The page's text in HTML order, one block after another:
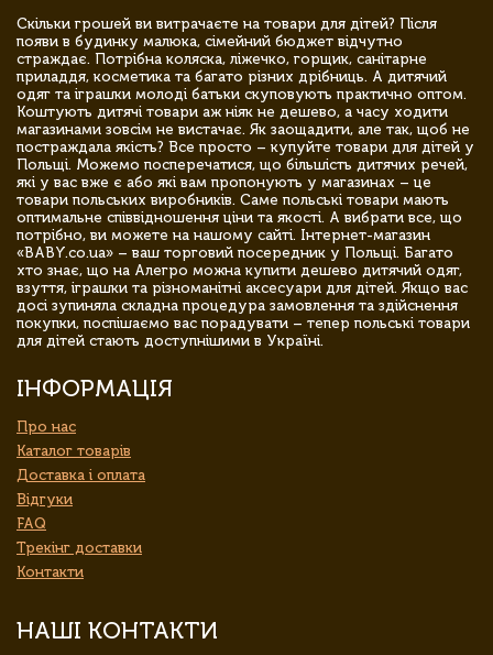
Скільки грошей ви витрачаєте на товари для дітей? Після
появи в будинку малюка, сімейний бюджет відчутно
страждає. Потрібна коляска, ліжечко, горщик, санітарне
приладдя, косметика та багато різних дрібниць. А дитячий
одяг та іграшки молоді батьки скуповують практично оптом.
Коштують дитячі товари аж ніяк не дешево, а часу ходити
магазинами зовсім не вистачає. Як заощадити, але так, щоб не
постраждала якість? Все просто – купуйте товари для дітей у
Польщі. Можемо посперечатися, що більшість дитячих речей,
які у вас вже є або які вам пропонують у магазинах – це
товари польських виробників. Саме польські товари мають
оптимальне співвідношення ціни та якості. А вибрати все, що
потрібно, ви можете на нашому сайті. Інтернет-магазин
«BABY.co.ua» – ваш торговий посередник у Польщі. Багато
хто знає, що на Алегро можна купити дешево дитячий одяг,
взуття, іграшки та різноманітні аксесуари для дітей. Якщо вас
досі зупиняла складна процедура замовлення та здійснення
покупки, поспішаємо вас порадувати – тепер польські товари
для дітей стають доступнішими в Україні.
ІНФОРМАЦІЯ
Про нас
Каталог товарів
Доставка і оплата
Відгуки
FAQ
Трекінг доставки
Контакти
НАШІ КОНТАКТИ